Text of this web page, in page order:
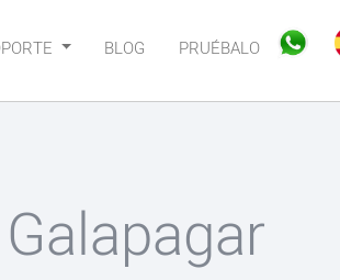
BLOG PRUÉBALO